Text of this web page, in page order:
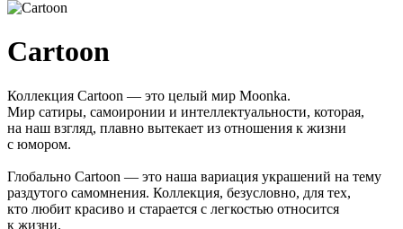
Cartoon
Коллекция Cartoon — это целый мир Moonka.
Мир сатиры, самоиронии и интеллектуальности, которая,
на наш взгляд, плавно вытекает из отношения к жизни
с юмором.
Глобально Cartoon — это наша вариация украшений на тему
раздутого самомнения. Коллекция, безусловно, для тех,
кто любит красиво и старается с легкостью относится
к жизни.